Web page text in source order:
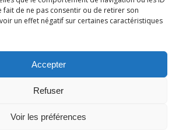
fait de ne pas consentir ou de retirer son
un effet négatif sur certaines caractéristiques
Accepter
Refuser
Voir les préférences
nous !